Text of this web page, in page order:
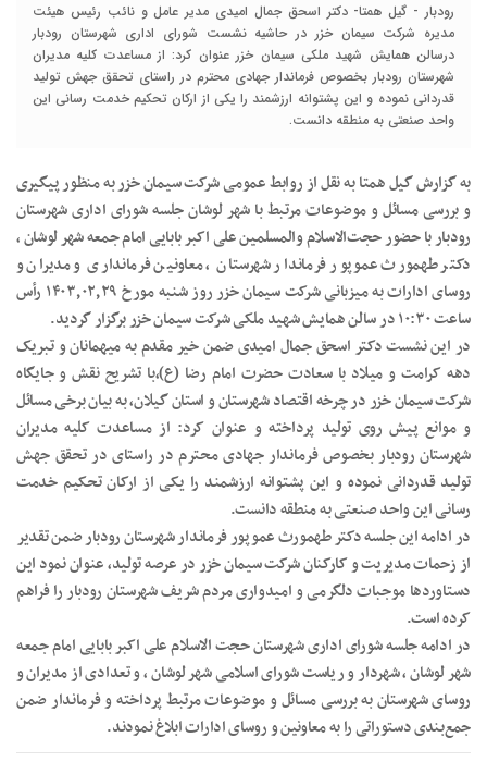
رودبار - گیل همتا- دکتر اسحق جمال امیدی مدیر عامل و نائب رئیس هیئت
مدیره شرکت سیمان خزر در حاشیه نشست شورای اداری شهرستان رودبار
درسالن همایش شهید ملکی سیمان خزر عنوان کرد: از مساعدت کلیه مدیران
شهرستان رودبار بخصوص فرماندار جهادی محترم در راستای تحقق جهش تولید
قدردانی نموده و این پشتوانه ارزشمند را یکی از ارکان تحکیم خدمت رسانی این
واحد صنعتی به منطقه دانست.
به گزارش گیل همتا به نقل از روابط عمومی شرکت سیمان خزر به منظور پیگیری
و بررسی مسائل و موضوعات مرتبط با شهر لوشان جلسه شورای اداری شهرستان
رودبار با حضور حجت‌الاسلام والمسلمین علی اکبر بابایی امام جمعه شهر لوشان ،
دکتر طهمورث عموپور فرماندار شهرستان ، معاونین فرمانداری و مدیران و
روسای ادارات به میزبانی شرکت سیمان خزر روز شنبه مورخ ۱۴۰۳٫۰۲٫۲۹ رأس
ساعت ۱۰:۳۰ در سالن همایش‌ شهید ملکی شرکت سیمان خزر برگزار گردید.
در این نشست دکتر اسحق جمال امیدی ضمن خیر مقدم به میهمانان و تبریک
دهه کرامت و میلاد با سعادت حضرت امام رضا (ع)،با تشریح نقش و جایگاه
شرکت سیمان خزر در چرخه اقتصاد شهرستان و استان گیلان، به بیان برخی مسائل
و موانع پیش روی تولید پرداخته و عنوان کرد: از مساعدت کلیه مدیران
شهرستان رودبار بخصوص فرماندار جهادی محترم در راستای در تحقق جهش
تولید قدردانی نموده و این پشتوانه ارزشمند را یکی از ارکان تحکیم خدمت
رسانی این واحد صنعتی به منطقه دانست.
در ادامه این جلسه دکتر طهمورث عموپور فرماندار شهرستان رودبار ضمن تقدیر
از زحمات مدیریت و کارکنان شرکت سیمان خزر در عرصه تولید، عنوان نمود این
دستاورد‌ها موجبات دلگرمی و امیدواری مردم شریف شهرستان رودبار را فراهم
کرده است.
در ادامه جلسه شورای اداری شهرستان حجت الاسلام علی اکبر بابایی امام جمعه
شهر لوشان ، شهردار و ریاست شورای اسلامی شهر لوشان ، و تعدادی از مدیران و
روسای شهرستان به بررسی مسائل و موضوعات مرتبط پرداخته و فرماندار ضمن
جمع‌بندی دستوراتی را به معاونین و روسای ادارات ابلاغ نمودند.